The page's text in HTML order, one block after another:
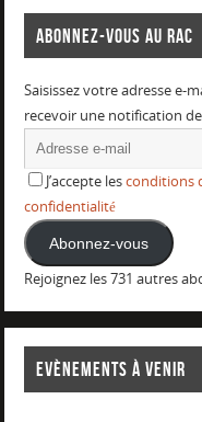
ABONNEZ-VOUS AU RAC
Saisissez votre adresse e-
recevoir une notification
J’accepte lesconditions
confidentialité
Abonnez-vous
Rejoignez les 731 autres
EVÈNEMENTS À VENIR